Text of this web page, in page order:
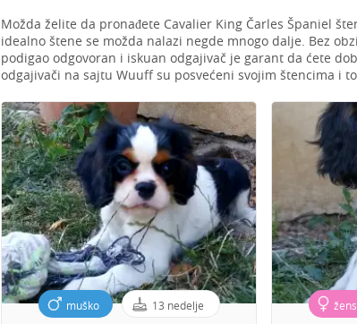
Možda želite da pronađete Cavalier King Čarles Španiel
idealno štene se možda nalazi negde mnogo dalje. Bez
podigao odgovoran i iskuan odgajivač je garant da ćete
odgajivači na sajtu Wuuff su posvećeni svojim štencima i
muško 13 nedelje